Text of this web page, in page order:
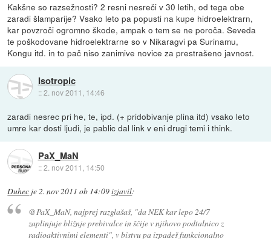
Kakšne so razsežnosti? 2 resni nesreči v 30 letih, od tega obe
zaradi šlamparije? Vsako leto pa popusti na kupe hidroelektrarn,
kar povzroči ogromno škode, ampak o tem se ne poroča. Seveda
te poškodovane hidroelektrarne so v Nikaragvi pa Surinamu,
Kongu itd. in to pač niso zanimive novice za prestrašeno javnost.
Isotropic
::2. nov 2011, 14:46
zaradi nesrec pri he, te, ipd. (+ pridobivanje plina itd) vsako leto
umre kar dosti ljudi, je pablic dal link v eni drugi temi i think.
PaX_MaN
::2. nov 2011, 14:50
Duhec je2. nov 2011 ob 14:09izjavil:
@PaX_MaN, najprej razglašaš, "da NEK kar lepo 24/7
zaplinjuje bližnje prebivalce in ščije v njihovo podtalnico z
radioaktivnimi elementi", v bistvu pa izpadeš funkcionalno